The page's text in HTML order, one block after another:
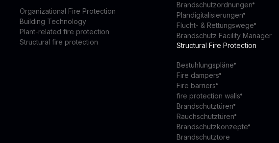
Organizational Fire Protection
Building Technology
Plant-related fire protection
Structural fire protection
Brandschutzordnungen
Plandigitalisierungen
Flucht- & Rettungswege
Brandschutz Facility Manager
Structural Fire Protection
Bestuhlungspläne
Fire dampers
Fire barriers
fire protection walls
Brandschutztüren
Rauchschutztüren
Brandschutzkonzepte
Brandschutztore